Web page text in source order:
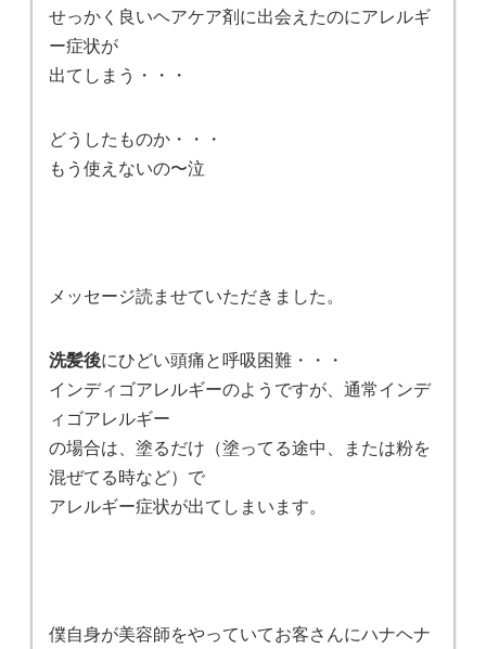
せっかく良いヘアケア剤に出会えたのにアレルギ
ー症状が
出てしまう・・・
どうしたものか・・・
もう使えないの〜泣
メッセージ読ませていただきました。
洗髪後にひどい頭痛と呼吸困難・・・
インディゴアレルギーのようですが、通常インデ
ィゴアレルギー
の場合は、塗るだけ（塗ってる途中、または粉を
混ぜてる時など）で
アレルギー症状が出てしまいます。
僕自身が美容師をやっていてお客さんにハナヘナ